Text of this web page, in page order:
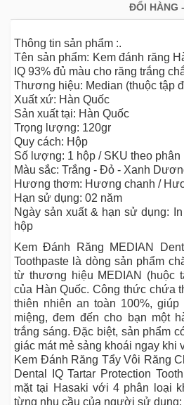
ĐỔI HÀNG
Thông tin sản phẩm :.
Tên sản phẩm: Kem đánh răng
IQ 93% đủ màu cho răng trắng
Thương hiệu: Median (thuộc tập
Xuất xứ: Hàn Quốc
Sản xuất tại: Hàn Quốc
Trọng lượng: 120gr
Quy cách: Hộp
Số lượng: 1 hộp / SKU theo phân
Màu sắc: Trắng - Đỏ - Xanh
Hương thơm: Hương chanh /
Hạn sử dụng: 02 năm
Ngày sản xuất & hạn sử dụng:
hộp
Kem Đánh Răng MEDIAN
Toothpaste là dòng sản phẩm
từ thương hiệu MEDIAN (huộc
của Hàn Quốc. Công thức chứa
thiên nhiên an toàn 100%,
miệng, đem đến cho bạn một
trắng sáng. Đặc biệt, sản phẩm
giác mát mẻ sảng khoái ngay khi
Kem Đánh Răng Tẩy Vôi Răng
Dental IQ Tartar Protection
mặt tại Hasaki với 4 phân loại
từng nhu cầu của người sử dụng: